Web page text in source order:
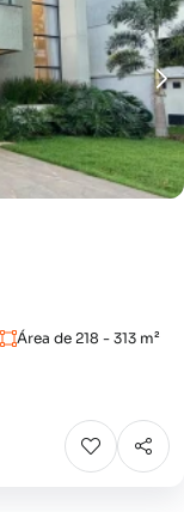
Área de 218 - 313 m²